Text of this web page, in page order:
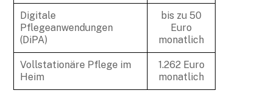
Digitale
Pflegeanwendungen
(DiPA)
bis zu 50
Euro
monatlich
Vollstationäre Pflege im
Heim
1.262 Euro
monatlich